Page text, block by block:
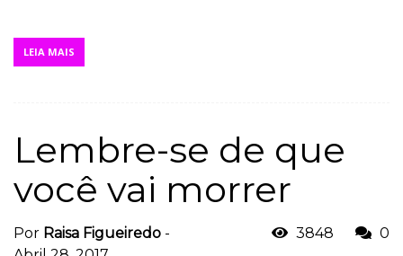
LEIA MAIS
Lembre-se de que
você vai morrer
Por Raisa Figueiredo -
3848 0